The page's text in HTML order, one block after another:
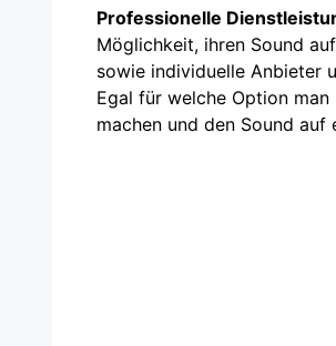
Professionelle
Möglichkeit, ihren Sound
sowie individuelle Anbieter
Egal für welche Option
machen und den Sound auf